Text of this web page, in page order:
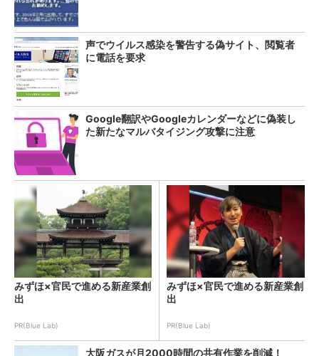
声でウイルス感染を警告する偽サイト、閲覧者
に電話を要求
Google翻訳やGoogleカレンダーなどに偽装し
た新たなマルバタイジング攻撃に注意
みずほ×官民で進める新産業創
出
PR(Blue Lab)
みずほ×官民で進める新産業創
出
PR(Blue Lab)
大阪ガスが月2000時間の共有作業を削減！